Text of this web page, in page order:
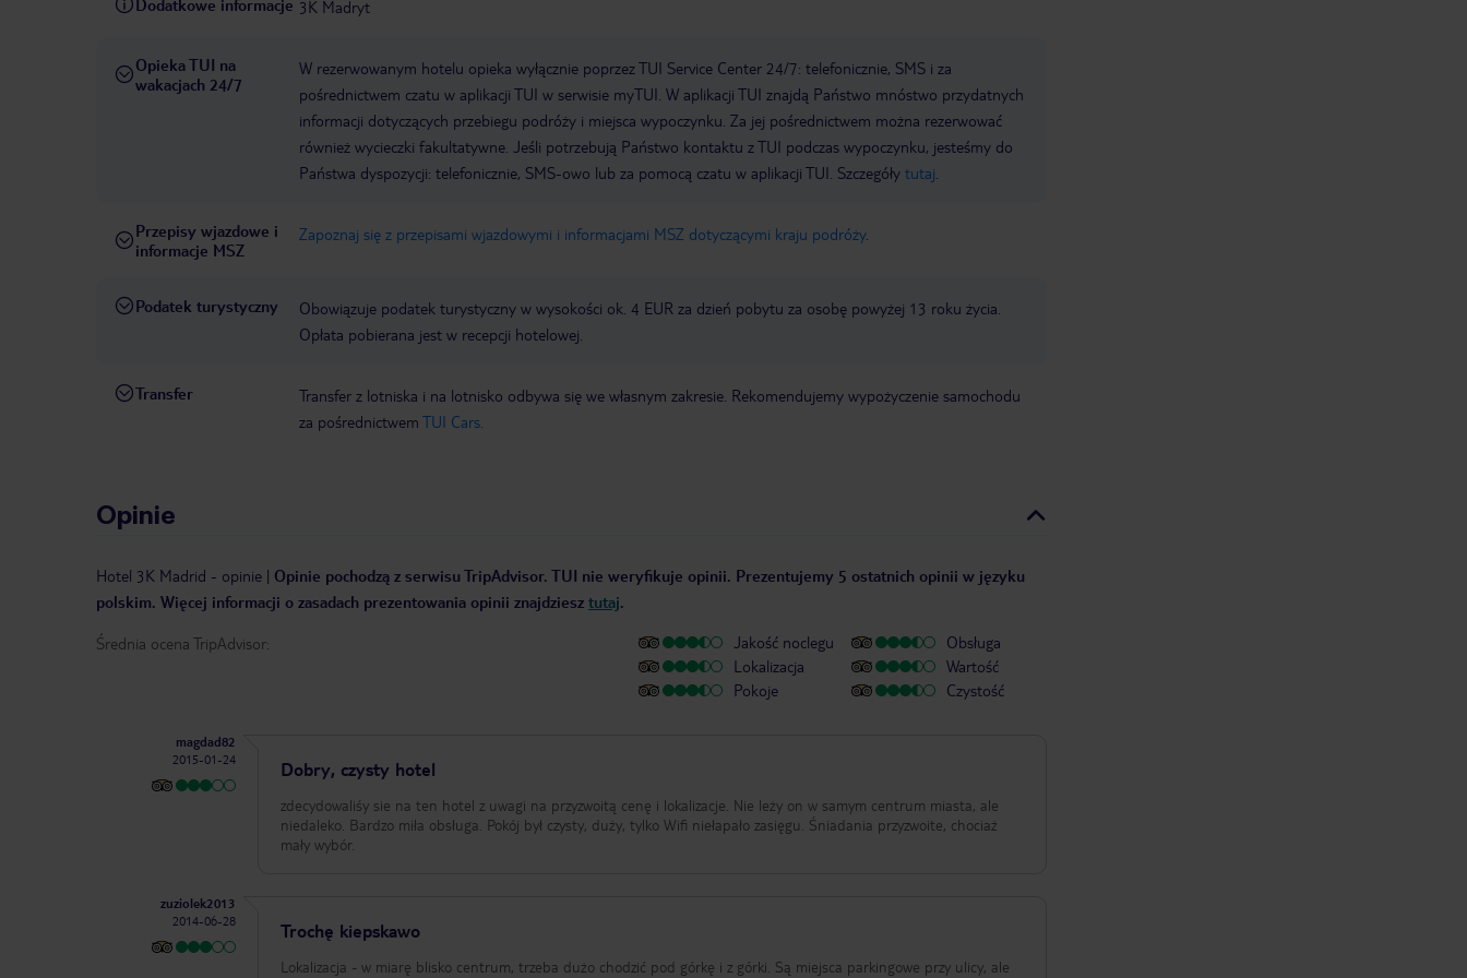
Dodatkowe informacje 3K Madryt
Opieka TUI na
wakacjach 24/7
W rezerwowanym hotelu opieka wyłącznie poprzez TUI Service Center 24/7: telefonicznie, SMS i za
pośrednictwem czatu w aplikacji TUI w serwisie myTUI. W aplikacji TUI znajdą Państwo mnóstwo przydatnych
informacji dotyczących przebiegu podróży i miejsca wypoczynku. Za jej pośrednictwem można rezerwować
również wycieczki fakultatywne. Jeśli potrzebują Państwo kontaktu z TUI podczas wypoczynku, jesteśmy do
Państwa dyspozycji: telefonicznie, SMS-owo lub za pomocą czatu w aplikacji TUI. Szczegóły tutaj
Przepisy wjazdowe i
informacje MSZ
Zapoznaj się z przepisami wjazdowymi i informacjami MSZ dotyczącymi kraju podróży.
Podatek turystyczny
Obowiązuje podatek turystyczny w wysokości ok. 4 EUR za dzień pobytu za osobę powyżej 13 roku życia.
Opłata pobierana jest w recepcji hotelowej.
Transfer
Transfer z lotniska i na lotnisko odbywa się we własnym zakresie. Rekomendujemy wypożyczenie samochodu
za pośrednictwem TUI Cars.
Opinie
Hotel 3K Madrid - opinie | Opinie pochodzą z serwisu TripAdvisor. TUI nie weryfikuje opinii. Prezentujemy 5 ostatnich opinii w języku
polskim. Więcej informacji o zasadach prezentowania opinii znajdziesz tutaj.
Średnia ocena TripAdvisor:
Jakość noclegu
Lokalizacja
Pokoje
Obsługa
Wartość
Czystość
magdad82
2015-01-24
Dobry, czysty hotel
zdecydowaliśy sie na ten hotel z uwagi na przyzwoitą cenę i lokalizacje. Nie leży on w samym centrum miasta, ale
niedaleko. Bardzo miła obsługa. Pokój był czysty, duży, tylko Wifi niełapało zasięgu. Śniadania przyzwoite, chociaż
mały wybór.
zuziolek2013
2014-06-28
Trochę kiepskawo
Lokalizacja - w miarę blisko centrum, trzeba dużo chodzić pod górkę i z górki. Są miejsca parkingowe przy ulicy, ale